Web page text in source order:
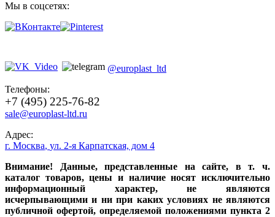
Мы в соцсетях:
@europlast_ltd
Телефоны:
+7 (495) 225-76-82
sale@europlast-ltd.ru
Адрес:
г. Москва, ул. 2-я Карпатская, дом 4
Внимание! Данные, представленные на сайте, в т. ч.
каталог товаров, цены и наличие носят исключительно
информационный характер, не являются
исчерпывающими и ни при каких условиях не являются
публичной офертой, определяемой положениями пункта 2